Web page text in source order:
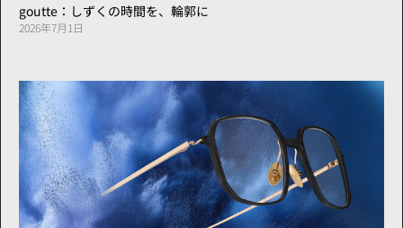
goutte：しずくの時間を、輪郭に
2026年7月1日